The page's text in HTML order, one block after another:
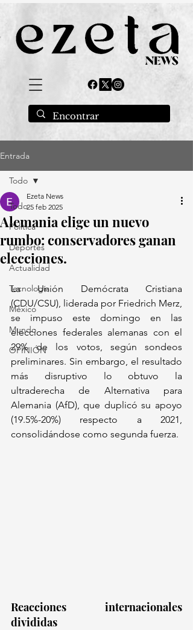
Entrada
Todo
Política
Deportes
Actualidad
Tecnología
México
Mundo
OPINIÓN
Todo
Alemania elige un nuevo
rumbo: conservadores ganan
elecciones.
Ezeta News
25 feb 2025
La Unión Demócrata Cristiana
(CDU/CSU), liderada por Friedrich Merz,
se impuso este domingo en las
elecciones federales alemanas con el
29% de los votos, según sondeos
preliminares. Sin embargo, el resultado
más disruptivo lo obtuvo la
ultraderecha de Alternativa para
Alemania (AfD), que duplicó su apoyo
(19.5%-20%) respecto a 2021,
Reacciones internacionales
divididas